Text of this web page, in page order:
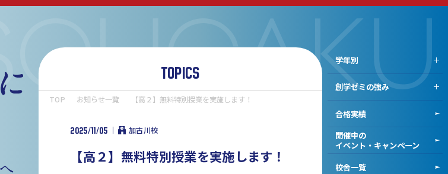
学年別
高校1年生
高校3年生
創学ゼミの強み
鍛える演習
高校生活を成功させる
学習サポート
最適ルートに導く
合格実績
開催中の
イベント・キャンペーン
校舎一覧
TOPICS
TOP お知らせ一覧 【高２】無料特別授業を実施します！
2025/11/05 加古川校
【高２】無料特別授業を実施します！